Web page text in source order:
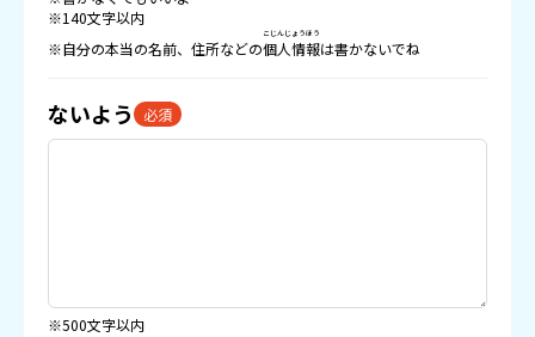
※140文字以内
※自分の本当の名前、住所などの個人情報
こじんじょうほう
は書かないでね
ないよう 必須
※500文字以内